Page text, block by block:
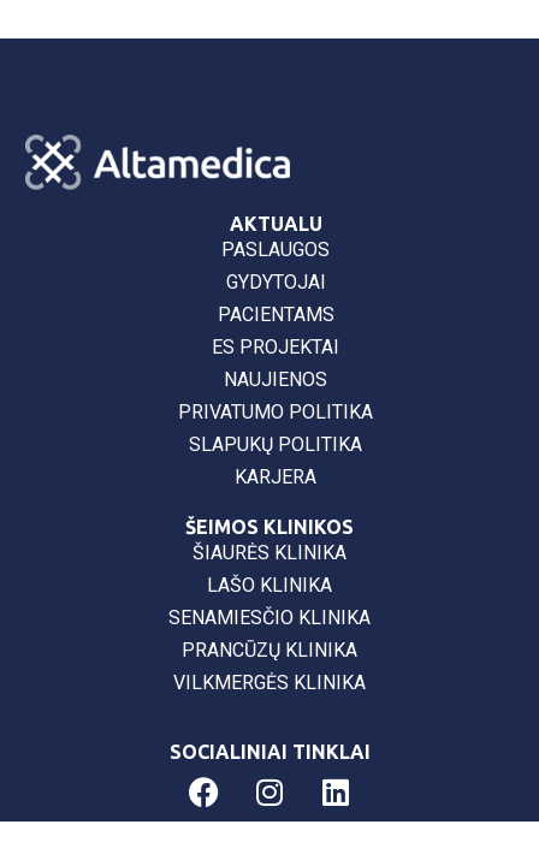
AKTUALU
PASLAUGOS
GYDYTOJAI
PACIENTAMS
ES PROJEKTAI
NAUJIENOS
PRIVATUMO POLITIKA
SLAPUKŲ POLITIKA
KARJERA
ŠEIMOS KLINIKOS
ŠIAURĖS KLINIKA
LAŠO KLINIKA
SENAMIESČIO KLINIKA
PRANCŪZŲ KLINIKA
VILKMERGĖS KLINIKA
SOCIALINIAI TINKLAI